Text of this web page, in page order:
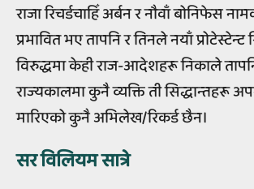
राजा रिचर्डचाहिँ अर्बन र नौवाँ बोनिफेस
प्रभावित भए तापनि र तिनले नयाँ
विरुद्धमा केही राज-आदेशहरू निकाले
राज्यकालमा कुनै व्यक्ति ती सिद्धान्तहरू
मारिएको कुनै अभिलेख/रिकर्ड छैन।
सर विलियम सात्रे